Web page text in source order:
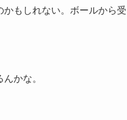
もしれない。ボールから受
かな。